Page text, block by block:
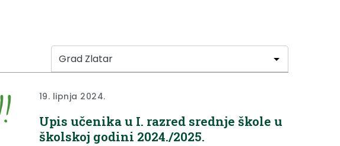
19. lipnja 2024.
Upis učenika u I. razred srednje škole u
školskoj godini 2024./2025.